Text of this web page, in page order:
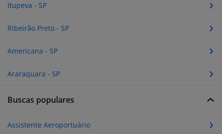
Itupeva - SP
Ribeirão Preto - SP
Americana - SP
Araraquara - SP
Buscas populares
Assistente Aeroportuário